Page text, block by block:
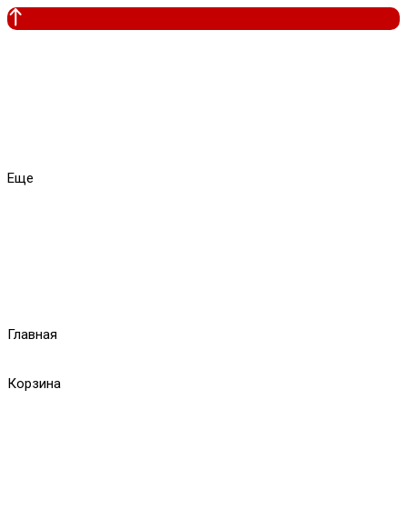
Еще
Главная
Корзина